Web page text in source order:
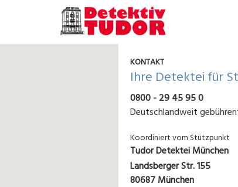
KONTAKT
Ihre Detektei für
0800 - 29 45 95 0
Deutschlandweit
Koordiniert vom Stützpunkt
Tudor Detektei München
Landsberger Str. 155
80687 München